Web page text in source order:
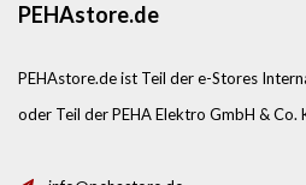
PEHAstore.de
PEHAstore.de ist Teil der e-Stores
oder Teil der PEHA Elektro GmbH & Co.